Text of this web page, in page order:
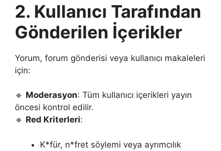
2. Kullanıcı Tarafından
Gönderilen İçerikler
Yorum, forum gönderisi veya kullanıcı makaleleri
için:
🔹 Moderasyon: Tüm kullanıcı içerikleri yayın
öncesi kontrol edilir.
🔹 Red Kriterleri:
K*für, n*fret söylemi veya ayrımcılık